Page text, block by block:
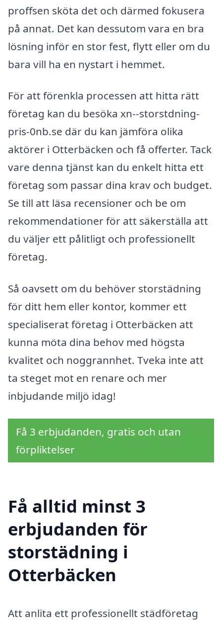
proffsen sköta det och därmed fokusera
på annat. Det kan dessutom vara en bra
lösning inför en stor fest, flytt eller om du
bara vill ha en nystart i hemmet.
För att förenkla processen att hitta rätt
företag kan du besöka xn--storstdning-
pris-0nb.se där du kan jämföra olika
aktörer i Otterbäcken och få offerter. Tack
vare denna tjänst kan du enkelt hitta ett
företag som passar dina krav och budget.
Se till att läsa recensioner och be om
rekommendationer för att säkerställa att
du väljer ett pålitligt och professionellt
företag.
Så oavsett om du behöver storstädning
för ditt hem eller kontor, kommer ett
specialiserat företag i Otterbäcken att
kunna möta dina behov med högsta
kvalitet och noggrannhet. Tveka inte att
ta steget mot en renare och mer
inbjudande miljö idag!
Få 3 erbjudanden, gratis och utan
förpliktelser
Få alltid minst 3
erbjudanden för
storstädning i
Otterbäcken
Att anlita ett professionellt städföretag